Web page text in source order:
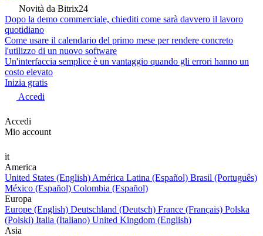
Novità da Bitrix24
Dopo la demo commerciale, chiediti come sarà davvero il lavoro
quotidiano
Come usare il calendario del primo mese per rendere concreto
l'utilizzo di un nuovo software
Un'interfaccia semplice è un vantaggio quando gli errori hanno un
costo elevato
Inizia gratis
Accedi
Accedi
Mio account
it
America
United States (English) América Latina (Español) Brasil (Português)
México (Español) Colombia (Español)
Europa
Europe (English) Deutschland (Deutsch) France (Français) Polska
(Polski) Italia (Italiano) United Kingdom (English)
Asia